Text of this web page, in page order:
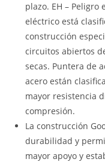
plazo. EH –
eléctrico está
construcción
circuitos abiertos
secas. Puntera de
acero están
mayor resistencia
compresión.
La construcción
durabilidad y
mayor apoyo y